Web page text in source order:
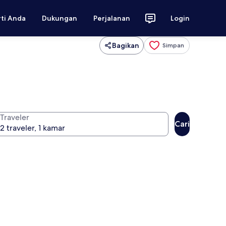
Anda Dukungan Perjalanan Login
Bagikan Simpan
Traveler
Cari